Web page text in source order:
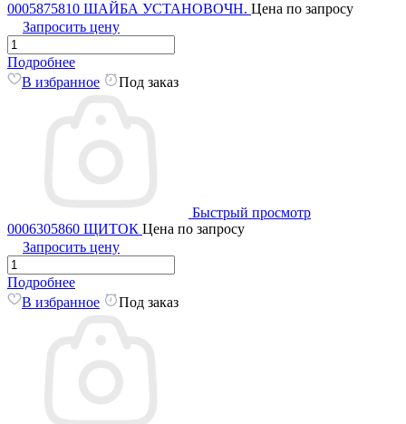
0005875810 ШАЙБА УСТАНОВОЧН. Цена по запросу
Запросить цену
Подробнее
В избранное
Под заказ
Быстрый просмотр
0006305860 ЩИТОК Цена по запросу
Запросить цену
Подробнее
В избранное
Под заказ